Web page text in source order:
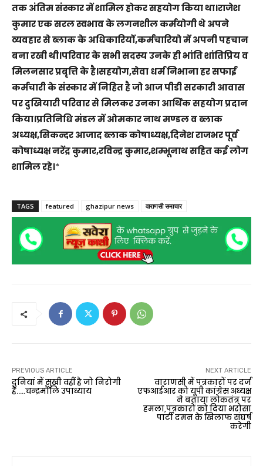
तक अंतिम संस्कार में शामिल होकर सहयोग किया था।राजेश
कुमार एक सरल स्वभाव के लगनशील कर्मयोगी थे अपने
व्यवहार से ब्लाक के अधिकारियों,कर्मचारियो में अपनी पहचान
बना रखी थी।परिवार के सभी सदस्य उनके ही भांति शांतिप्रिय व
मिलनसार प्रबृत्ति के है।सहयोग,सेवा धर्म निभाना हर सफाई
कर्मचारी के संस्कार में निहित है जो आज पीडी सरकारी आवास
पर दुखियारी परिवार से मिलकर उनका आर्थिक सहयोग प्रदान
किया।प्रतिनिधि मंडल में ओमकार नाथ मण्डल व ब्लाक
अध्यक्ष,सिकन्दर आजाद ब्लाक कोषाध्यक्ष,दिनेश राजभर पूर्व
कोषाध्यक्ष नरेंद्र कुमार,रविन्द्र कुमार,शम्भूनाथ सहित कई लोग
शामिल रहे।*
TAGS featured ghazipur news वाराणसी समाचार
PREVIOUS ARTICLE
दुनियां में सुखी वहीं है जो निरोगी
है…..चन्द्रमौलि उपाध्याय
NEXT ARTICLE
वाराणसी में पत्रकारों पर दर्ज
एफआईआर को यूपी कांग्रेस अध्यक्ष
ने बताया लोकतंत्र पर
हमला,पत्रकारों को दिया भरोसा
पार्टी दमन के खिलाफ संघर्ष
करेगी